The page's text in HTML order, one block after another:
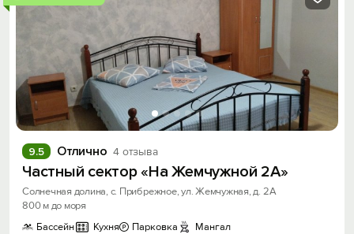
Отлично 4 отзыва
9.5
Частный сектор «На Жемчужной 2А»
Солнечная долина, с. Прибрежное, ул. Жемчужная, д. 2А
800 м до моря
Бассейн
Кухня Парковка
Мангал